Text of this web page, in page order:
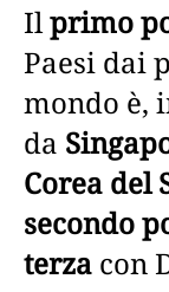
Ilprimo
Paesi dai
mondo è,
da
Corea del
secondo
terza con